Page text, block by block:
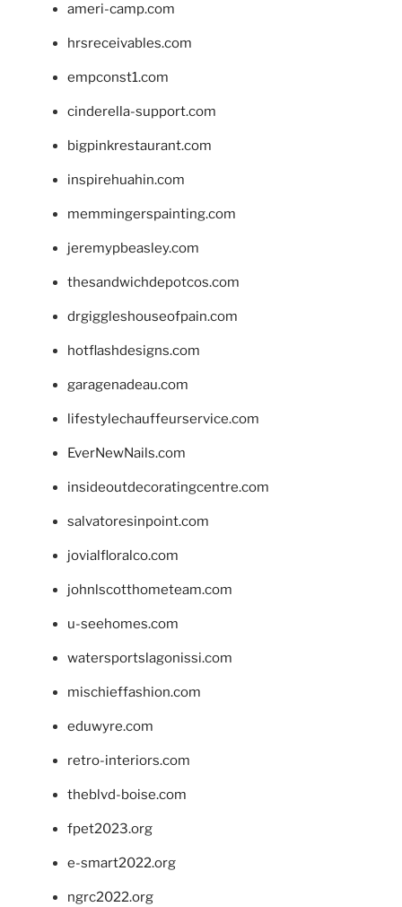
ameri-camp.com
hrsreceivables.com
empconst1.com
cinderella-support.com
bigpinkrestaurant.com
inspirehuahin.com
memmingerspainting.com
jeremypbeasley.com
thesandwichdepotcos.com
drgiggleshouseofpain.com
hotflashdesigns.com
garagenadeau.com
lifestylechauffeurservice.com
EverNewNails.com
insideoutdecoratingcentre.com
salvatoresinpoint.com
jovialfloralco.com
johnlscotthometeam.com
u-seehomes.com
watersportslagonissi.com
mischieffashion.com
eduwyre.com
retro-interiors.com
theblvd-boise.com
fpet2023.org
e-smart2022.org
ngrc2022.org